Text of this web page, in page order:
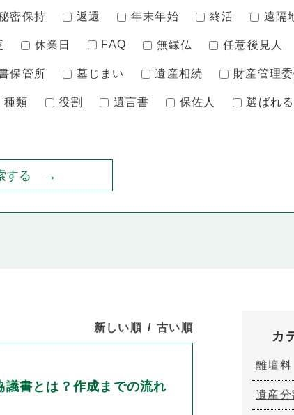
密保持 返還 年末年始 終活 遠隔
休業日 FAQ 無縁仏 任意後見人
保管所 墓じまい 遺産相続 財産管理
種類 役割 遺言書 保佐人 選ばれ
新しい順 古い順
議書とは？作成までの流れ
カ
離壇料
遺産分